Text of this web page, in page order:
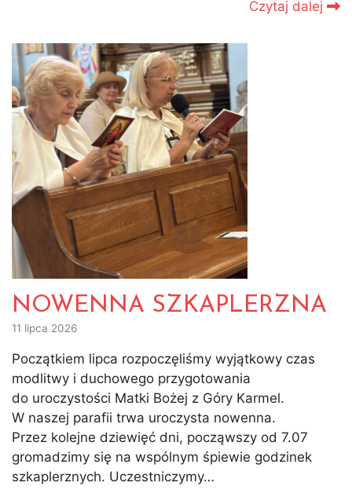
Czytaj dalej
NOWENNA SZKAPLERZNA
11 lipca 2026
Początkiem lipca rozpoczęliśmy wyjątkowy czas
modlitwy i duchowego przygotowania
do uroczystości Matki Bożej z Góry Karmel.
W naszej parafii trwa uroczysta nowenna.
Przez kolejne dziewięć dni, począwszy od 7.07
gromadzimy się na wspólnym śpiewie godzinek
szkaplerznych. Uczestniczymy…